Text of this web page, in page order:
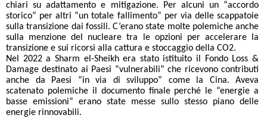
chiari su adattamento e mitigazione. Per alcuni un “accordo
storico” per altri “un totale fallimento” per via delle scappatoie
sulla transizione dai fossili. C’erano state molte polemiche anche
sulla menzione del nucleare tra le opzioni per accelerare la
transizione e sui ricorsi alla cattura e stoccaggio della CO2.
Nel 2022 a Sharm el-Sheikh era stato istituito il Fondo Loss &
Damage destinato ai Paesi “vulnerabili” che ricevono contributi
anche da Paesi “in via di sviluppo” come la Cina. Aveva
scatenato polemiche il documento finale perché le “energie a
basse emissioni” erano state messe sullo stesso piano delle
energie rinnovabili.